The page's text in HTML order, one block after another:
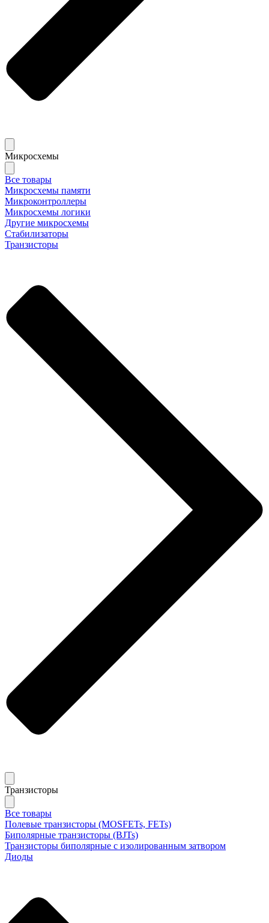
Микросхемы
Все товары
Микросхемы памяти
Микроконтроллеры
Микросхемы логики
Другие микросхемы
Стабилизаторы
Транзисторы
Транзисторы
Все товары
Полевые транзисторы (MOSFETs, FETs)
Биполярные транзисторы (BJTs)
Транзисторы биполярные с изолированным затвором
Диоды